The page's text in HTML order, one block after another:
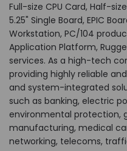
Full-size CPU Card, Half-
5.25" Single Board, EPIC
Workstation, PC/104
Application Platform,
services. As a high-tech
providing highly reliable
and system-integrated
such as banking, electric
environmental protection,
manufacturing, medical
networking, telecoms,